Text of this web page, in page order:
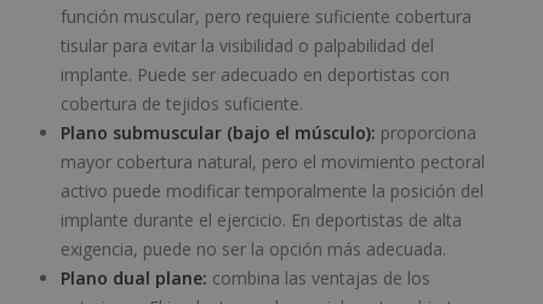
función muscular, pero requiere suficiente cobertura
tisular para evitar la visibilidad o palpabilidad del
implante. Puede ser adecuado en deportistas con
cobertura de tejidos suficiente.
Plano submuscular (bajo el músculo): proporciona
mayor cobertura natural, pero el movimiento pectoral
activo puede modificar temporalmente la posición del
implante durante el ejercicio. En deportistas de alta
exigencia, puede no ser la opción más adecuada.
Plano dual plane: combina las ventajas de los